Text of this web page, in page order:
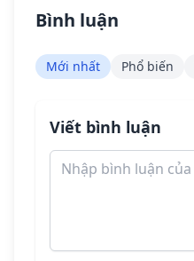
Bình luận
Mới nhất Phổ biến
Viết bình luận